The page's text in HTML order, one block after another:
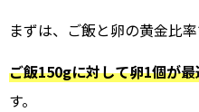
まずは、ご飯と卵の黄金比率
ご飯150gに対して卵1個が
す。